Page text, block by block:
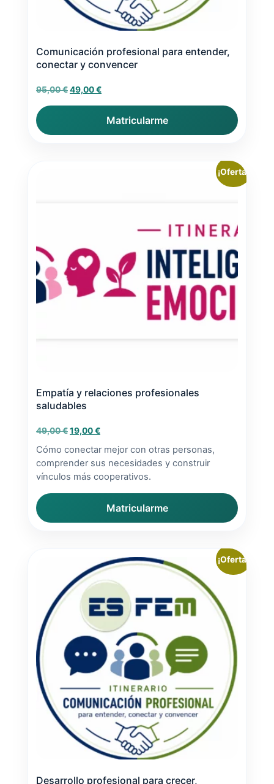
Comunicación profesional para entender,
conectar y convencer
95,00€El
95,00 €.
49,00€El
es:
49,00 €.
Matricularme
¡Oferta!
Empatía y relaciones profesionales
saludables
49,00€El
original
era:
49,00 €.
19,00€El
actual
es:
19,00 €.
Cómo conectar mejor con otras personas,
comprender sus necesidades y construir
vínculos más cooperativos.
Matricularme
¡Oferta!
Desarrollo profesional para crecer,